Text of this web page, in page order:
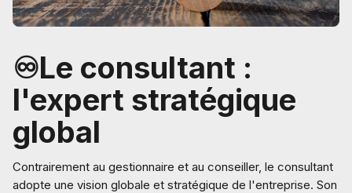
♾️Le consultant :
l'expert stratégique
global
Contrairement au gestionnaire et au conseiller, le consultant
adopte une vision globale et stratégique de l'entreprise. Son